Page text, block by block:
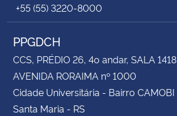
+55 (55) 3220-8000
PPGDCH
CCS, PRÉDIO 26, 4o andar, SALA 1418
AVENIDA RORAIMA nº 1000
Cidade Universitária - Bairro CAMOBI
Santa Maria - RS